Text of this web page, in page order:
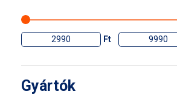
Ft
Gyártók